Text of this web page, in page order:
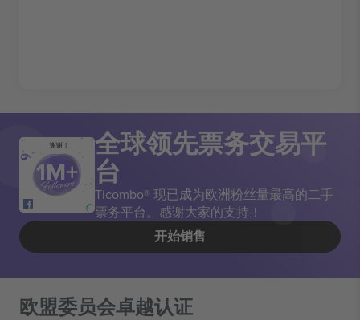
谢谢！ 全球领先票务交易平
台
Ticombo® 现已成为欧洲粉丝量最高的二手
票务平台。感谢大家的支持！
开始销售
欧盟委员会卓越认证